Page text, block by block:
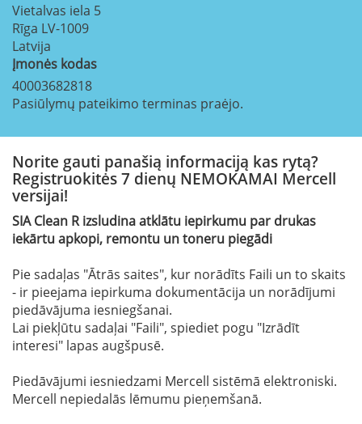
Vietalvas iela 5
Rīga LV-1009
Latvija
Įmonės kodas
40003682818
Pasiūlymų pateikimo terminas praėjo.
Norite gauti panašią informaciją kas rytą?
Registruokitės 7 dienų NEMOKAMAI Mercell
versijai!
SIA Clean R izsludina atklātu iepirkumu par drukas
iekārtu apkopi, remontu un toneru piegādi
Pie sadaļas "Ātrās saites", kur norādīts Faili un to skaits
- ir pieejama iepirkuma dokumentācija un norādījumi
piedāvājuma iesniegšanai.
Lai piekļūtu sadaļai "Faili", spiediet pogu "Izrādīt
interesi" lapas augšpusē.
Piedāvājumi iesniedzami Mercell sistēmā elektroniski.
Mercell nepiedalās lēmumu pieņemšanā.